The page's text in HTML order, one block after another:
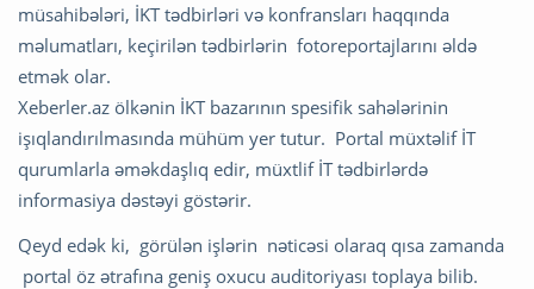
müsahibələri, İKT tədbirləri və konfransları haqqında
məlumatları, keçirilən tədbirlərin fotoreportajlarını əldə
etmək olar.
Xeberler.az ölkənin İKT bazarının spesifik sahələrinin
işıqlandırılmasında mühüm yer tutur. Portal müxtəlif İT
qurumlarla əməkdaşlıq edir, müxtlif İT tədbirlərdə
informasiya dəstəyi göstərir.
Qeyd edək ki, görülən işlərin nəticəsi olaraq qısa zamanda
portal öz ətrafına geniş oxucu auditoriyası toplaya bilib.